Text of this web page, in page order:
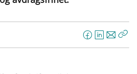
F
a
L
i
E
-